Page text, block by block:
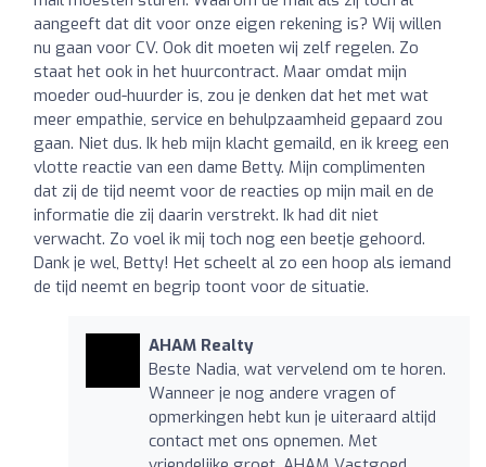
aangeeft dat dit voor onze eigen rekening is? Wij willen
nu gaan voor CV. Ook dit moeten wij zelf regelen. Zo
staat het ook in het huurcontract. Maar omdat mijn
moeder oud-huurder is, zou je denken dat het met wat
meer empathie, service en behulpzaamheid gepaard zou
gaan. Niet dus. Ik heb mijn klacht gemaild, en ik kreeg een
vlotte reactie van een dame Betty. Mijn complimenten
dat zij de tijd neemt voor de reacties op mijn mail en de
informatie die zij daarin verstrekt. Ik had dit niet
verwacht. Zo voel ik mij toch nog een beetje gehoord.
Dank je wel, Betty! Het scheelt al zo een hoop als iemand
de tijd neemt en begrip toont voor de situatie.
AHAM Realty
Beste Nadia, wat vervelend om te horen.
Wanneer je nog andere vragen of
opmerkingen hebt kun je uiteraard altijd
contact met ons opnemen. Met